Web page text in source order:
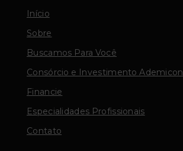
Início
Sobre
Buscamos Para Você
Consórcio e Investimento Ademicon
Financie
Especialidades Profissionais
Contato